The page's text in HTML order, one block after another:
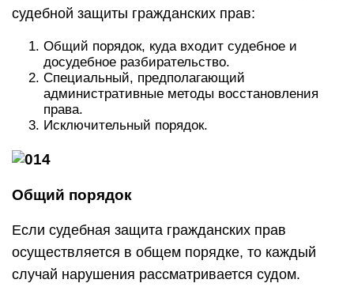
судебной защиты гражданских прав:
Общий порядок, куда входит судебное и
досудебное разбирательство.
Специальный, предполагающий
административные методы восстановления
права.
Исключительный порядок.
Общий порядок
Если судебная защита гражданских прав
осуществляется в общем порядке, то каждый
случай нарушения рассматривается судом.